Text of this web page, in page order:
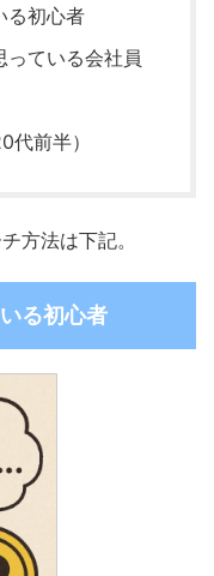
る初心者
ている会社員
前半）
方法は下記。
る初心者